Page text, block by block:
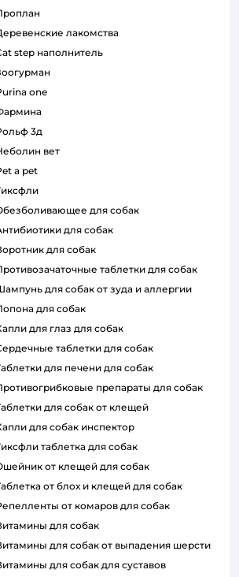
проплан
деревенские лакомства
cat step наполнитель
зоогурман
purina one
фармина
рольф 3д
неболин вет
pet a pet
тиксфли
обезболивающее для собак
антибиотики для собак
воротник для собак
противозачаточные таблетки для собак
шампунь для собак от зуда и аллергии
попона для собак
капли для глаз для собак
сердечные таблетки для собак
таблетки для печени для собак
противогрибковые препараты для собак
таблетки для собак от клещей
капли для собак инспектор
тиксфли таблетка для собак
ошейник от клещей для собак
таблетка от блох и клещей для собак
репелленты от комаров для собак
витамины для собак
витамины для собак от выпадения шерсти
витамины для собак для суставов